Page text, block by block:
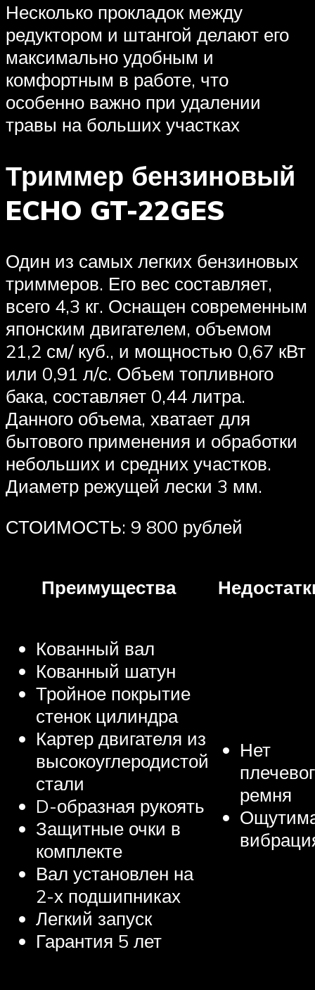
Несколько прокладок между
редуктором и штангой делают его
максимально удобным и
комфортным в работе, что
особенно важно при удалении
травы на больших участках
Триммер бензиновый
ECHO GT-22GES
Один из самых легких бензиновых
триммеров. Его вес составляет,
всего 4,3 кг. Оснащен современным
японским двигателем, объемом
21,2 см/ куб., и мощностью 0,67 кВт
или 0,91 л/с. Объем топливного
бака, составляет 0,44 литра.
Данного объема, хватает для
бытового применения и обработки
небольших и средних участков.
Диаметр режущей лески 3 мм.
СТОИМОСТЬ: 9 800 рублей
Преимущества
Кованный вал
Кованный шатун
Тройное покрытие
стенок цилиндра
Картер двигателя из
высокоуглеродистой
стали
D-образная рукоять
Защитные очки в
комплекте
Вал установлен на
2-х подшипниках
Легкий запуск
Гарантия 5 лет
Нет
ремня